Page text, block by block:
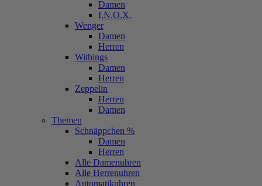
Damen
I.N.O.X.
Wenger
Damen
Herren
Withings
Damen
Herren
Zeppelin
Herren
Damen
Themen
Schnäppchen %
Damen
Herren
Alle Damenuhren
Alle Herrenuhren
Automatikuhren